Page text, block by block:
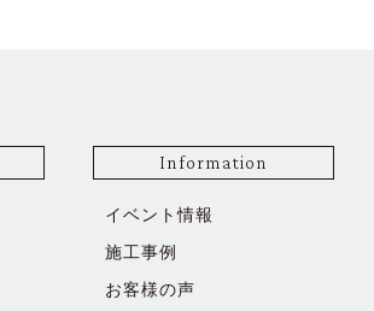
Information
イベント情報
施工事例
お客様の声